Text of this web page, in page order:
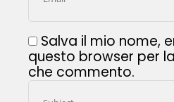
Salva il mio nome,
questo browser per
che commento.